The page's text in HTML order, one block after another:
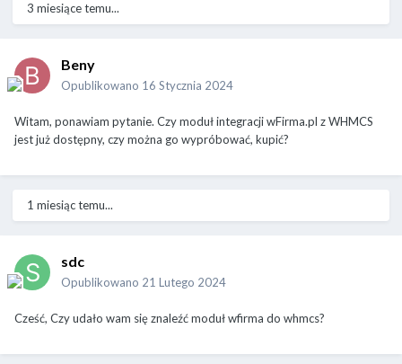
3 miesiące temu...
Beny
Opublikowano 16 Stycznia 2024
Witam, ponawiam pytanie. Czy moduł integracji wFirma.pl z WHMCS
jest już dostępny, czy można go wypróbować, kupić?
1 miesiąc temu...
sdc
Opublikowano 21 Lutego 2024
Cześć, Czy udało wam się znaleźć moduł wfirma do whmcs?